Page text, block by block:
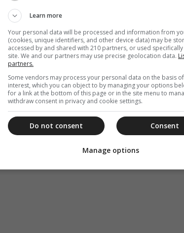
του Leader είναι η ενδυνάμωση της τοπικής
πληθυσμού, η ενδυνάμωση του κοινωνικού
του τοπικού πληθυσμού, η διατήρηση και
η προστασία και ανάδειξη του φυσικού
τις ευχαριστίες του προς τον κ.
είναι έτοιμη να καταθέσει συγκεκριμένες
στη Σητεία και ευχήθηκε σύντομα να
το τελικό τοπικό πρόγραμμα
τα μέγιστα στην ανάπτυξη του τόπου μας.
Learn more
Your personal data will be processed and information from
(cookies, unique identifiers, and other device data) may be
accessed by and shared with 210 partners, or used
site. We and our partners may use precise geolocation data.
partners.
Some vendors may process your personal data on the basis
interest, which you can object to by managing your options
for a link at the bottom of this page or in the site menu to
withdraw consent in privacy and cookie settings.
Consent
Do not consent
Manage options